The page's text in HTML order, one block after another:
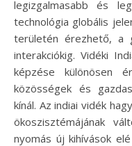
legizgalmasabb és
technológia globális
területén érezhető, a
interakciókig. Vidéki
képzése különösen
közösségek és
kínál. Az indiai vidék
ökoszisztémájának
nyomás új kihívások